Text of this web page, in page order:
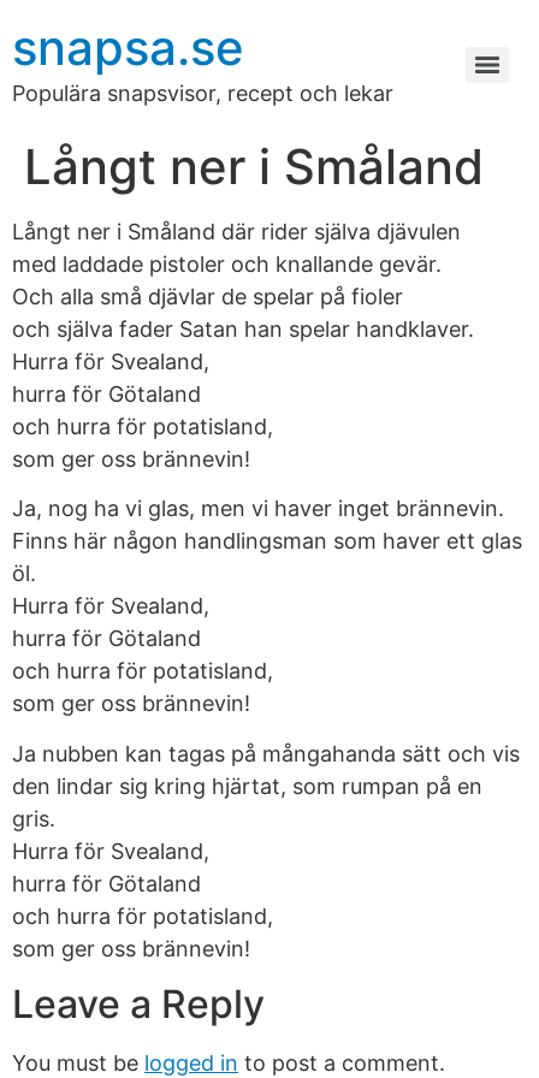
snapsa.se
Populära snapsvisor, recept och lekar
Långt ner i Småland
Långt ner i Småland där rider själva djävulen
med laddade pistoler och knallande gevär.
Och alla små djävlar de spelar på fioler
och själva fader Satan han spelar handklaver.
Hurra för Svealand,
hurra för Götaland
och hurra för potatisland,
som ger oss brännevin!
Ja, nog ha vi glas, men vi haver inget brännevin.
Finns här någon handlingsman som haver ett glas
öl.
Hurra för Svealand,
hurra för Götaland
och hurra för potatisland,
som ger oss brännevin!
Ja nubben kan tagas på mångahanda sätt och vis
den lindar sig kring hjärtat, som rumpan på en
gris.
Hurra för Svealand,
hurra för Götaland
och hurra för potatisland,
som ger oss brännevin!
Leave a Reply
You must be logged in to post a comment.